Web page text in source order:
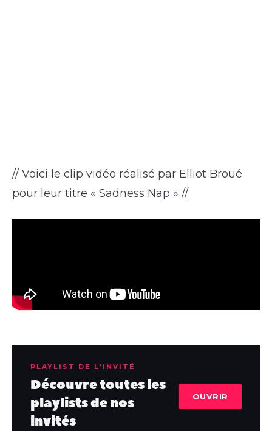
// Voici le clip vidéo réalisé par Elliot Broué
pour leur titre « Sadness Nap » //
PLAYLIST DE L'INVITÉ
Découvre toutes les
playlists de nos
invités
OUVRIR